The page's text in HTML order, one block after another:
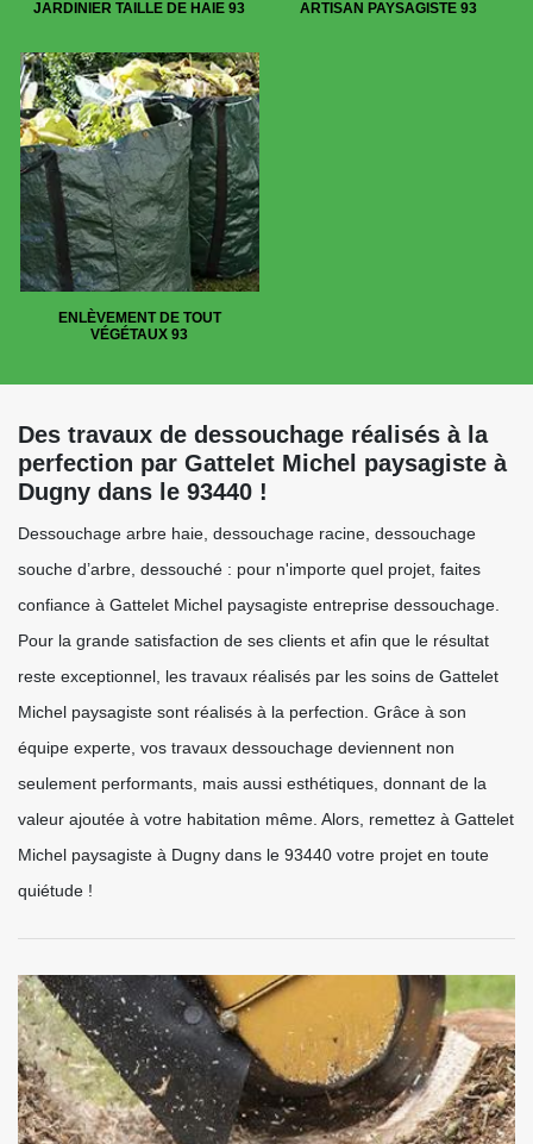
JARDINIER TAILLE DE HAIE 93 ARTISAN PAYSAGISTE 93
ENLÈVEMENT DE TOUT
VÉGÉTAUX 93
Des travaux de dessouchage réalisés à la
perfection par Gattelet Michel paysagiste à
Dugny dans le 93440 !
Dessouchage arbre haie, dessouchage racine, dessouchage
souche d’arbre, dessouché : pour n'importe quel projet, faites
confiance à Gattelet Michel paysagiste entreprise dessouchage.
Pour la grande satisfaction de ses clients et afin que le résultat
reste exceptionnel, les travaux réalisés par les soins de Gattelet
Michel paysagiste sont réalisés à la perfection. Grâce à son
équipe experte, vos travaux dessouchage deviennent non
seulement performants, mais aussi esthétiques, donnant de la
valeur ajoutée à votre habitation même. Alors, remettez à Gattelet
Michel paysagiste à Dugny dans le 93440 votre projet en toute
quiétude !